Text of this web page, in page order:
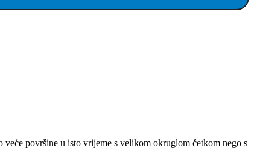
površine u isto vrijeme s velikom okruglom četkom nego s